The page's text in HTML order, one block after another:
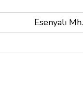
Esenyalı Mh.